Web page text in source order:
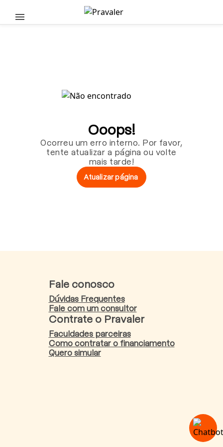
Pular para o conteúdo principal
Ooops!
Ocorreu um erro interno. Por favor,
tente atualizar a página ou volte
mais tarde!
Atualizar página
Fale conosco
Dúvidas Frequentes
Fale com um consultor
Contrate o Pravaler
Faculdades parceiras
Como contratar o financiamento
Quero simular